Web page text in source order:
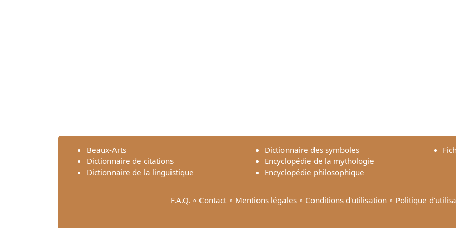
Beaux-Arts
Dictionnaire de citations
Dictionnaire de la linguistique
Dictionnaire des symboles
Encyclopédie de la mythologie
Encyclopédie philosophique
F.A.Q. ∘ Contact∘ Mentions légales∘ Conditions d'utilisation∘ Politique